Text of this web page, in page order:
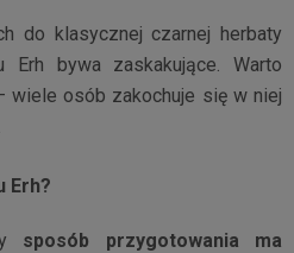
do klasycznej czarnej herbaty
bywa zaskakujące. Warto
wiele osób zakochuje się w niej
Erh?
sposób przygotowania ma